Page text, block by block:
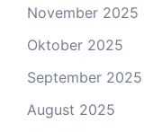
November 2025
Oktober 2025
September 2025
August 2025